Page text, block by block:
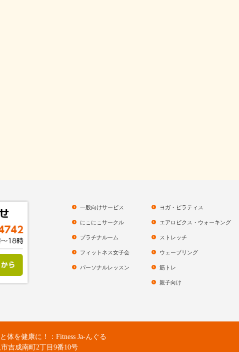
一般向けサービス
にこにこサークル
プラチナルーム
フィットネス女子会
パーソナルレッスン
ヨガ・ピラティス
エアロビクス・ウォーキング
ストレッチ
ウェーブリング
筋トレ
親子向け
体を健康に！：Fitness Ja-んぐる
吉成南町2丁目9番10号